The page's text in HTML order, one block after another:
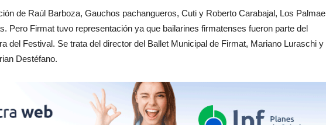
de Raúl Barboza, Gauchos pachangueros, Cuti y Roberto Carabajal, Los Palmae
Pero Firmat tuvo representación ya que bailarines firmatenses fueron parte del
del Festival. Se trata del director del Ballet Municipal de Firmat, Mariano Luraschi y
Destéfano.